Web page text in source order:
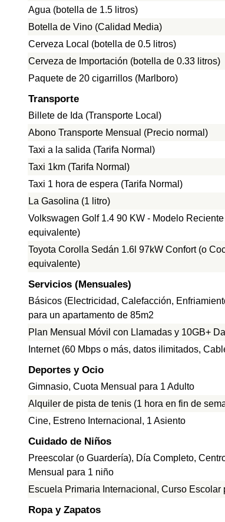
Agua (botella de 1.5 litros)
Botella de Vino (Calidad Media)
Cerveza Local (botella de 0.5 litros)
Cerveza de Importación (botella de 0.33 litros)
Paquete de 20 cigarrillos (Marlboro)
Transporte
Billete de Ida (Transporte Local)
Abono Transporte Mensual (Precio normal)
Taxi a la salida (Tarifa Normal)
Taxi 1km (Tarifa Normal)
Taxi 1 hora de espera (Tarifa Normal)
La Gasolina (1 litro)
Volkswagen Golf 1.4 90 KW - Modelo
equivalente)
Toyota Corolla Sedán 1.6l 97kW Confort (o
equivalente)
Servicios (Mensuales)
Básicos (Electricidad, Calefacción,
para un apartamento de 85m2
Plan Mensual Móvil con Llamadas y 10GB+
Internet (60 Mbps o más, datos ilimitados,
Deportes y Ocio
Gimnasio, Cuota Mensual para 1 Adulto
Alquiler de pista de tenis (1 hora en fin de
Cine, Estreno Internacional, 1 Asiento
Cuidado de Niños
Preescolar (o Guardería), Día Completo,
Mensual para 1 niño
Escuela Primaria Internacional, Curso Escolar
Ropa y Zapatos